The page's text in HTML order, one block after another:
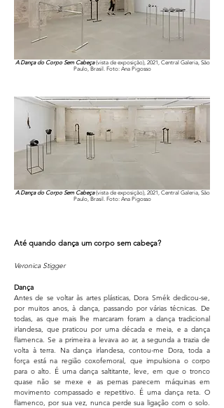
A Dança do Corpo Sem Cabeça(vista de exposição), 2021, Central Galeria, São
Paulo, Brasil. Foto: Ana Pigosso
A Dança do Corpo Sem Cabeça(vista de exposição), 2021, Central Galeria, São
Paulo, Brasil. Foto: Ana Pigosso
Até quando dança um corpo sem cabeça?
Veronica Stigger
Dança
Antes de se voltar às artes plásticas, Dora Smék dedicou-se,
por muitos anos, à dança, passando por várias técnicas. De
todas, as que mais lhe marcaram foram a dança tradicional
irlandesa, que praticou por uma década e meia, e a dança
flamenca. Se a primeira a levava ao ar, a segunda a trazia de
volta à terra. Na dança irlandesa, contou-me Dora, toda a
força está na região coxofemoral, que impulsiona o corpo
para o alto. É uma dança saltitante, leve, em que o tronco
quase não se mexe e as pernas parecem máquinas em
movimento compassado e repetitivo. É uma dança reta. O
flamenco, por sua vez, nunca perde sua ligação com o solo.